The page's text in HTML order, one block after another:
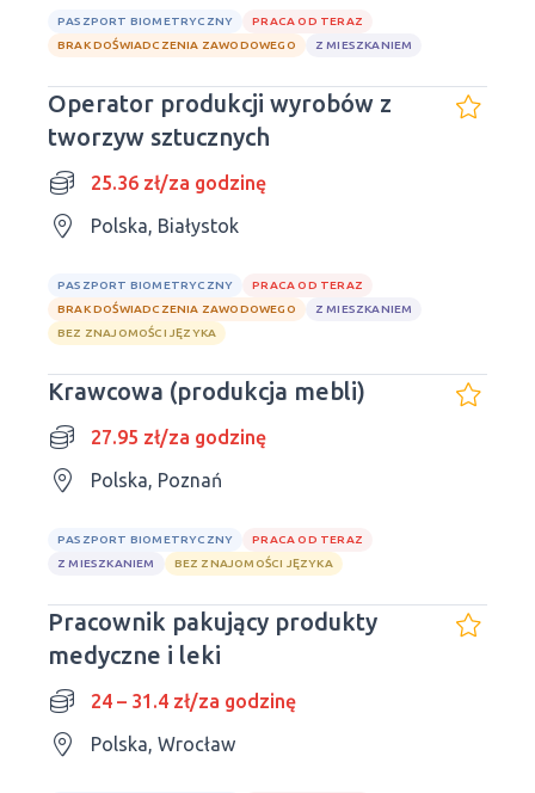
PASZPORT BIOMETRYCZNY
PRACA OD TERAZ
BRAK DOŚWIADCZENIA ZAWODOWEGO
Z MIESZKANIEM
Operator produkcji wyrobów z
tworzyw sztucznych
25.36 zł/za godzinę
Polska, Białystok
PASZPORT BIOMETRYCZNY
PRACA OD TERAZ
BRAK DOŚWIADCZENIA ZAWODOWEGO
Z MIESZKANIEM
BEZ ZNAJOMOŚCI JĘZYKA
Krawcowa (produkcja mebli)
27.95 zł/za godzinę
Polska, Poznań
PASZPORT BIOMETRYCZNY
PRACA OD TERAZ
Z MIESZKANIEM
BEZ ZNAJOMOŚCI JĘZYKA
Pracownik pakujący produkty
medyczne i leki
24 – 31.4 zł/za godzinę
Polska, Wrocław